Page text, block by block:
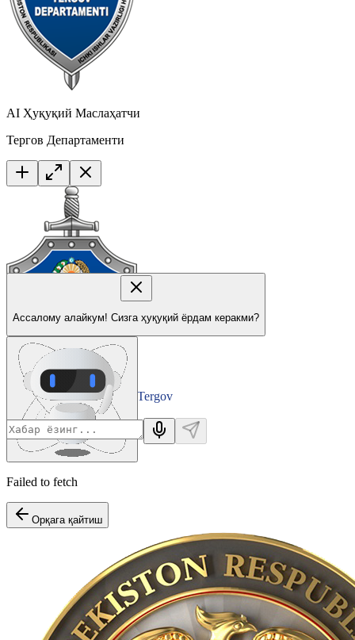
AI Ҳуқуқий Маслаҳатчи
Тергов Департаменти
Tergov
Departamenti
Ассалому алайкум! Сизга ҳуқуқий ёрдам керакми?
Failed to fetch
Орқага қайтиш